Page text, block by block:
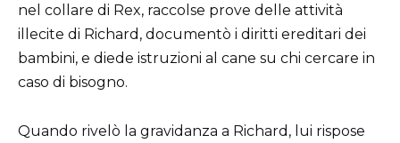
nel collare di Rex, raccolse prove delle attività
illecite di Richard, documentò i diritti ereditari dei
bambini, e diede istruzioni al cane su chi cercare in
caso di bisogno.
Quando rivelò la gravidanza a Richard, lui rispose